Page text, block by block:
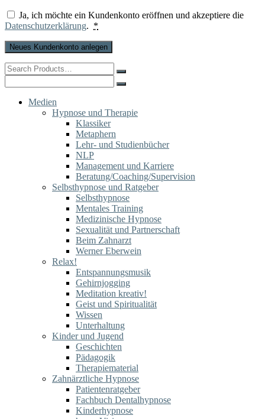
Ja, ich möchte ein Kundenkonto eröffnen und akzeptiere die
Datenschutzerklärung. *
Neues Kundenkonto anlegen
Search
for:
for:
Medien
Hypnose und Therapie
Klassiker
Metaphern
Lehr- und Studienbücher
NLP
Management und Karriere
Beratung/Coaching/Supervision
Selbsthypnose und Ratgeber
Selbsthypnose
Mentales Training
Medizinische Hypnose
Sexualität und Partnerschaft
Beim Zahnarzt
Werner Eberwein
Relax!
Entspannungsmusik
Gehirnjogging
Meditation kreativ!
Geist und Spiritualität
Wissen
Unterhaltung
Kinder und Jugend
Geschichten
Pädagogik
Therapiematerial
Zahnärztliche Hypnose
Patientenratgeber
Fachbuch Dentalhypnose
Kinderhypnose